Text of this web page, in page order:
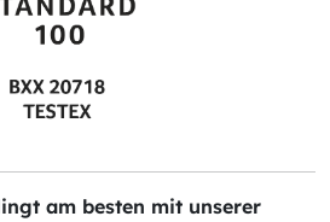
am besten mit unserer